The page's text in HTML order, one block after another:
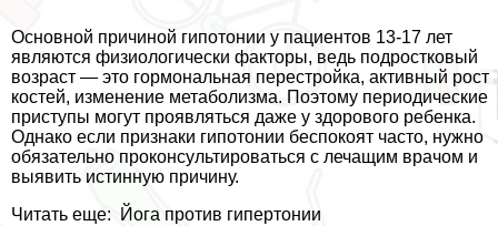
Основной причиной гипотонии у пациентов 13-17 лет
являются физиологически факторы, ведь подростковый
возраст — это гормональная перестройка, активный рост
костей, изменение метаболизма. Поэтому периодические
приступы могут проявляться даже у здорового ребенка.
Однако если признаки гипотонии беспокоят часто, нужно
обязательно проконсультироваться с лечащим врачом и
выявить истинную причину.
Читать еще:
Йога против гипертонии